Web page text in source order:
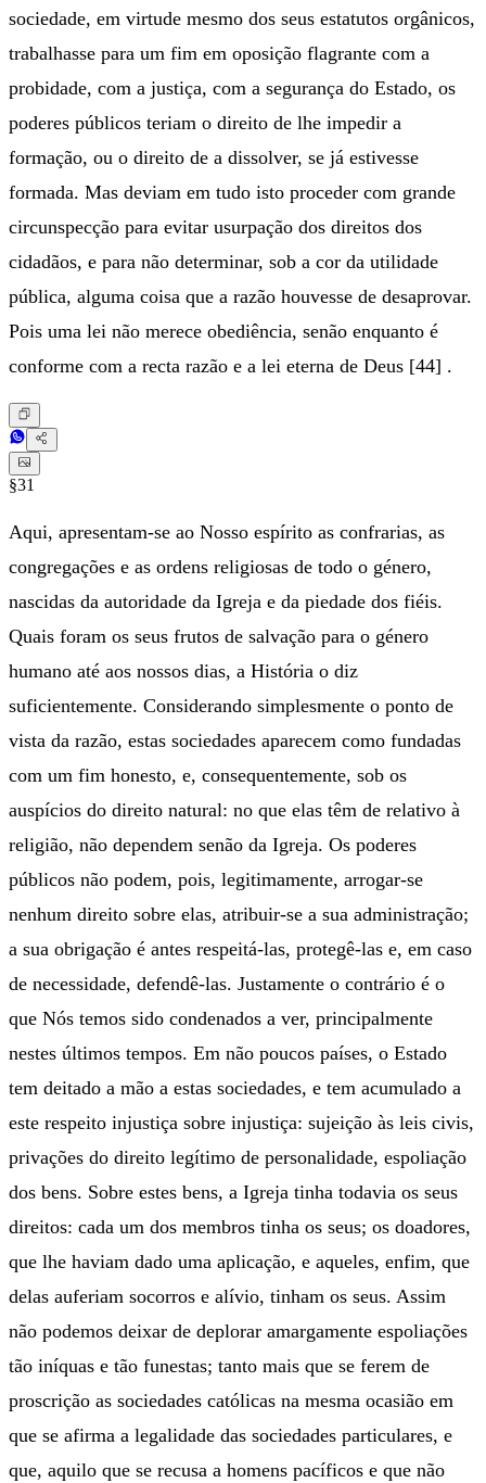
sociedade, em virtude mesmo dos seus estatutos orgânicos,
trabalhasse para um fim em oposição flagrante com a
probidade, com a justiça, com a segurança do Estado, os
poderes públicos teriam o direito de lhe impedir a
formação, ou o direito de a dissolver, se já estivesse
formada. Mas deviam em tudo isto proceder com grande
circunspecção para evitar usurpação dos direitos dos
cidadãos, e para não determinar, sob a cor da utilidade
pública, alguma coisa que a razão houvesse de desaprovar.
Pois uma lei não merece obediência, senão enquanto é
conforme com a recta razão e a lei eterna de Deus [44] .
§31
Aqui, apresentam-se ao Nosso espírito as confrarias, as
congregações e as ordens religiosas de todo o género,
nascidas da autoridade da Igreja e da piedade dos fiéis.
Quais foram os seus frutos de salvação para o género
humano até aos nossos dias, a História o diz
suficientemente. Considerando simplesmente o ponto de
vista da razão, estas sociedades aparecem como fundadas
com um fim honesto, e, consequentemente, sob os
auspícios do direito natural: no que elas têm de relativo à
religião, não dependem senão da Igreja. Os poderes
públicos não podem, pois, legitimamente, arrogar-se
nenhum direito sobre elas, atribuir-se a sua administração;
a sua obrigação é antes respeitá-las, protegê-las e, em caso
de necessidade, defendê-las. Justamente o contrário é o
que Nós temos sido condenados a ver, principalmente
nestes últimos tempos. Em não poucos países, o Estado
tem deitado a mão a estas sociedades, e tem acumulado a
este respeito injustiça sobre injustiça: sujeição às leis civis,
privações do direito legítimo de personalidade, espoliação
dos bens. Sobre estes bens, a Igreja tinha todavia os seus
direitos: cada um dos membros tinha os seus; os doadores,
que lhe haviam dado uma aplicação, e aqueles, enfim, que
delas auferiam socorros e alívio, tinham os seus. Assim
não podemos deixar de deplorar amargamente espoliações
tão iníquas e tão funestas; tanto mais que se ferem de
proscrição as sociedades católicas na mesma ocasião em
que se afirma a legalidade das sociedades particulares, e
que, aquilo que se recusa a homens pacíficos e que não